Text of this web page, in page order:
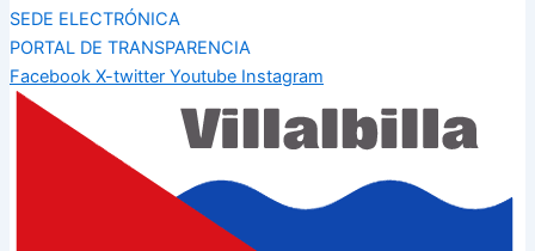
SEDE ELECTRÓNICA
PORTAL DE TRANSPARENCIA
Facebook X-twitter Youtube Instagram